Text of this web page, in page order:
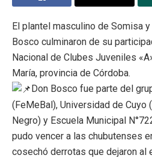
El plantel masculino de Somisa
Bosco culminaron de su
Nacional de Clubes Juveniles
María, provincia de Córdoba.
Don Bosco fue parte del
(FeMeBal), Universidad de Cuyo
Negro) y Escuela Municipal
pudo vencer a las chubutenses
cosechó derrotas que dejaron al